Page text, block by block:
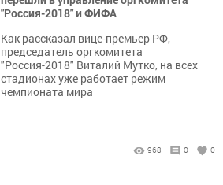
"Россия-2018" и ФИФА
Как рассказал вице-премьер РФ,
председатель оргкомитета
"Россия-2018" Виталий Мутко, на всех
стадионах уже работает режим
чемпионата мира
968 0 0